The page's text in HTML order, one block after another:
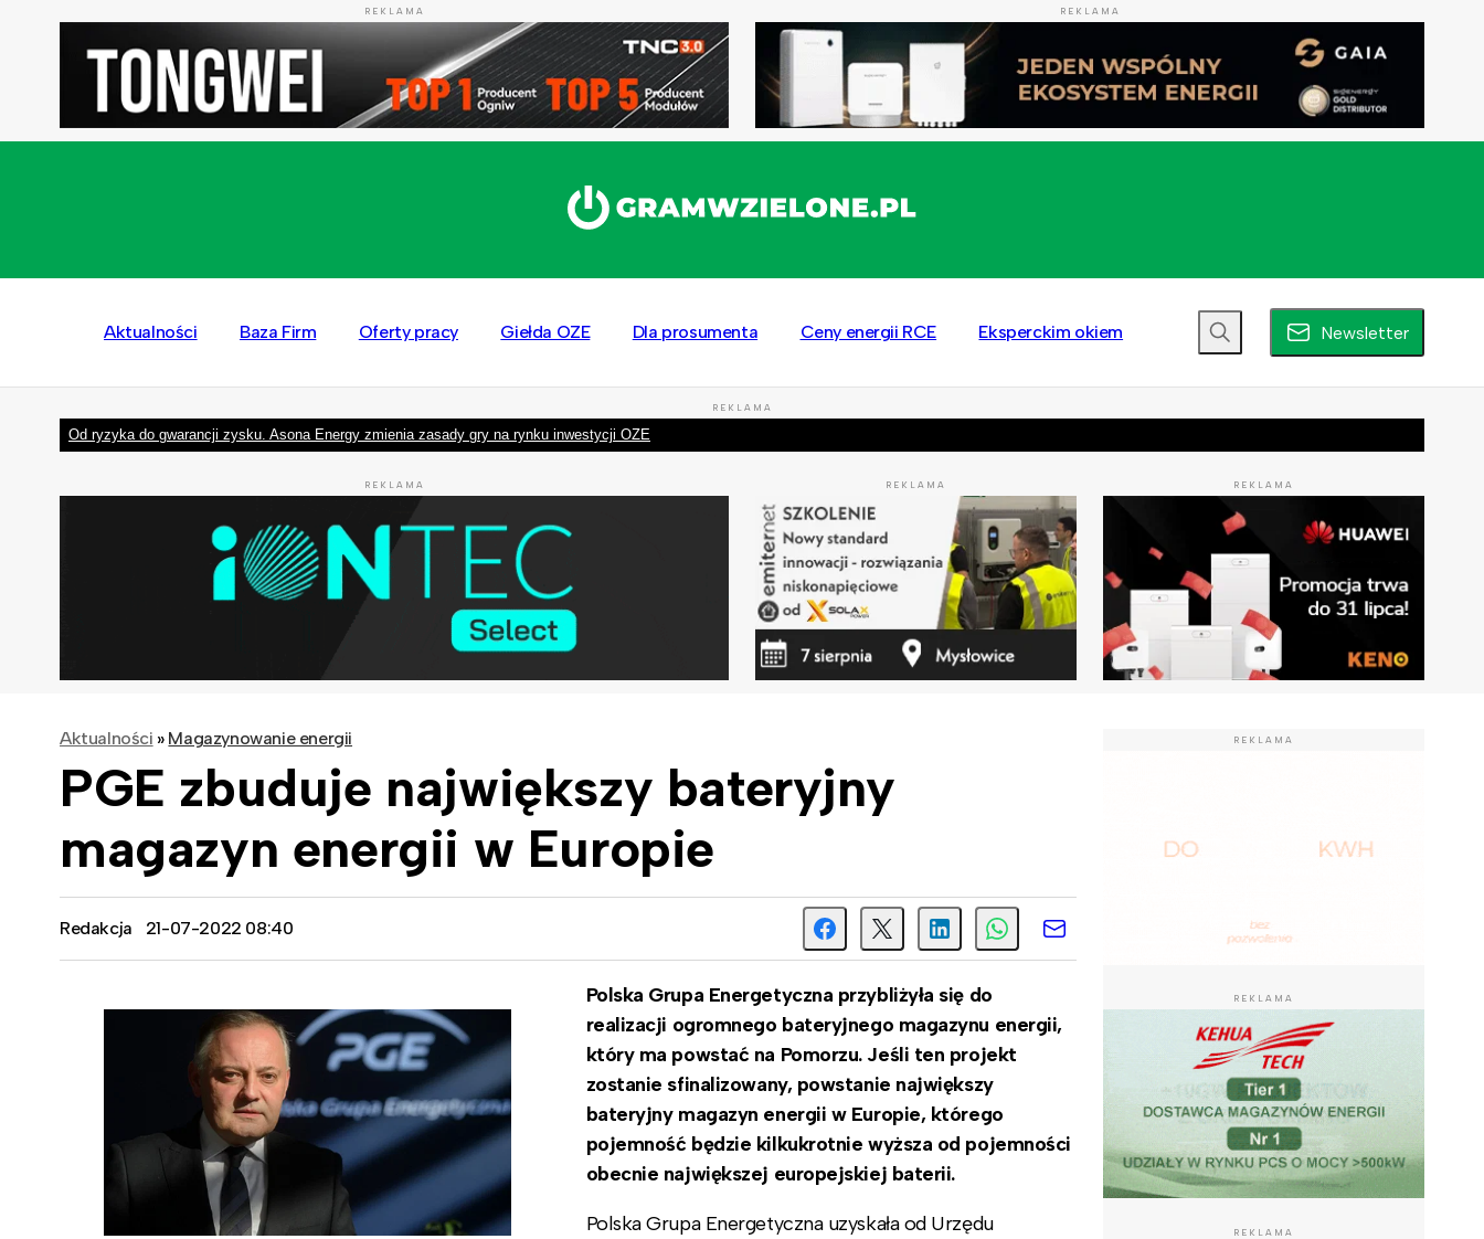
REKLAMA REKLAMA
Aktualności Baza Firm Oferty pracy Giełda OZE Dla prosumenta Ceny energii RCE Eksperckim okiem Newsletter
REKLAMA
Od ryzyka do gwarancji zysku. Asona Energy zmienia zasady gry na rynku inwestycji OZE
REKLAMA REKLAMA REKLAMA
Aktualności » Magazynowanie energii
PGE zbuduje największy bateryjny
magazyn energii w Europie
Redakcja 21-07-2022 08:40
Polska Grupa Energetyczna przybliżyła się do
realizacji ogromnego bateryjnego magazynu energii,
który ma powstać na Pomorzu. Jeśli ten projekt
zostanie sfinalizowany, powstanie największy
bateryjny magazyn energii w Europie, którego
pojemność będzie kilkukrotnie wyższa od pojemności
obecnie największej europejskiej baterii.
Polska Grupa Energetyczna uzyskała od Urzędu
REKLAMA
REKLAMA
REKLAMA